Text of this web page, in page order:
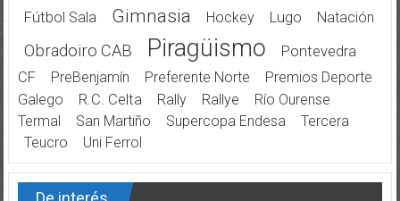
Fútbol Sala Gimnasia Hockey Lugo Natación
Obradoiro CAB Piragüismo
Pontevedra
CF
PreBenjamín Preferente Norte
Premios Deporte
Galego
R.C. Celta Rally Rallye
Río Ourense
Termal
San Martiño Supercopa Endesa
Tercera
Teucro
Uni Ferrol